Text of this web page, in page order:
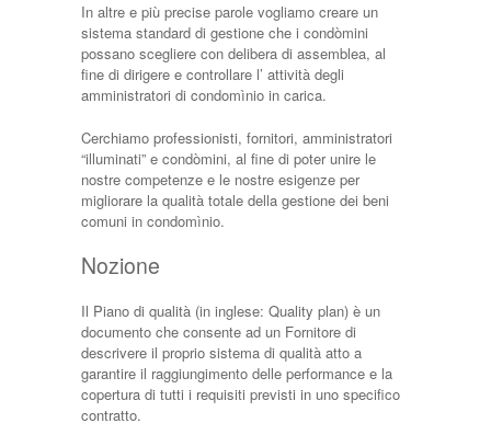
In altre e più precise parole vogliamo creare un
sistema standard di gestione che i condòmini
possano scegliere con delibera di assemblea, al
fine di dirigere e controllare l’ attività degli
amministratori di condomìnio in carica.
Cerchiamo professionisti, fornitori, amministratori
“illuminati” e condòmini, al fine di poter unire le
nostre competenze e le nostre esigenze per
migliorare la qualità totale della gestione dei beni
comuni in condomìnio.
Nozione
Il Piano di qualità (in inglese: Quality plan) è un
documento che consente ad un Fornitore di
descrivere il proprio sistema di qualità atto a
garantire il raggiungimento delle performance e la
copertura di tutti i requisiti previsti in uno specifico
contratto.